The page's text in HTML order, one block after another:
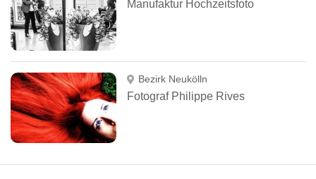
Manufaktur Hochzeitsfoto
Bezirk Neukölln
Fotograf Philippe Rives